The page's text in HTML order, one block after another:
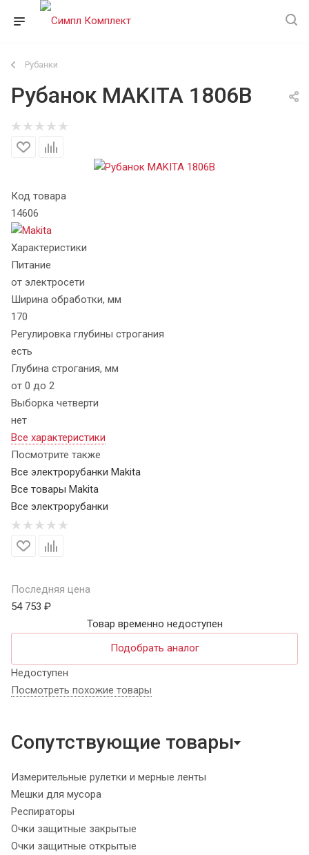
Рубанки
Рубанок MAKITA 1806B
Код товара
14606
Характеристики
Питание
от электросети
Ширина обработки, мм
170
Регулировка глубины строгания
есть
Глубина строгания, мм
от 0 до 2
Выборка четверти
нет
Все характеристики
Посмотрите также
Все электрорубанки Makita
Все товары Makita
Все электрорубанки
Последняя цена
54 753 ₽
Товар временно недоступен
Подобрать аналог
Недоступен
Посмотреть похожие товары
Сопутствующие товары
Измерительные рулетки и мерные ленты
Мешки для мусора
Респираторы
Очки защитные закрытые
Очки защитные открытые